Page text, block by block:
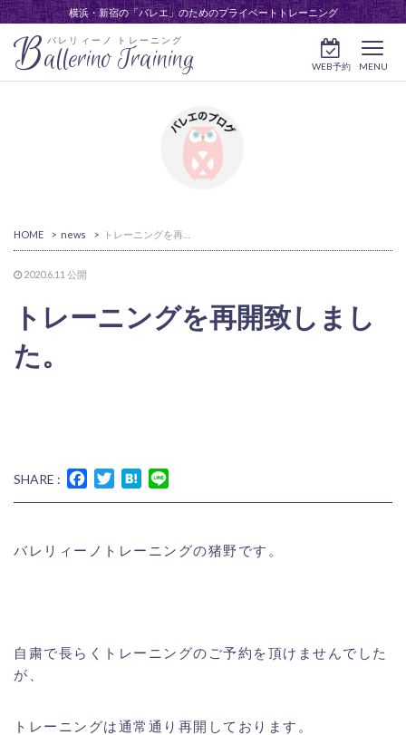
横浜・新宿の「バレエ」のためのプライベートトレーニング
バレリィーノ トレーニング
Ballerino Training MENU
WEB予約
HOME > news >
2020.6.11 公開
トレーニングを再開致しまし
た。
SHARE : FacebookTwitterHatena
バレリィーノトレーニングの猪野です。
自粛で長らくトレーニングのご予約を頂けませんでした
が、
トレーニングは通常通り再開しております。